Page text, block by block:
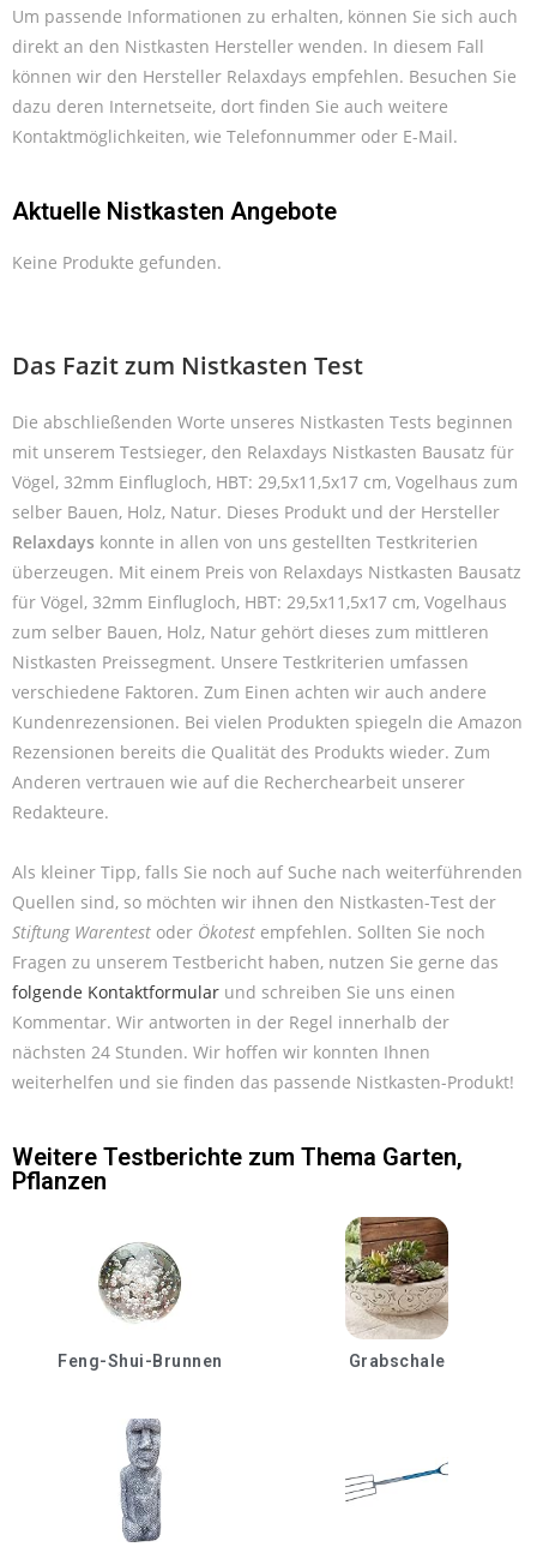
Um passende Informationen zu erhalten, können Sie sich auch
direkt an den Nistkasten Hersteller wenden. In diesem Fall
können wir den Hersteller Relaxdays empfehlen. Besuchen Sie
dazu deren Internetseite, dort finden Sie auch weitere
Kontaktmöglichkeiten, wie Telefonnummer oder E-Mail.
Aktuelle Nistkasten Angebote
Keine Produkte gefunden.
Das Fazit zum Nistkasten Test
Die abschließenden Worte unseres Nistkasten Tests beginnen
mit unserem Testsieger, den Relaxdays Nistkasten Bausatz für
Vögel, 32mm Einflugloch, HBT: 29,5x11,5x17 cm, Vogelhaus zum
selber Bauen, Holz, Natur. Dieses Produkt und der Hersteller
Relaxdays konnte in allen von uns gestellten Testkriterien
überzeugen. Mit einem Preis von Relaxdays Nistkasten Bausatz
für Vögel, 32mm Einflugloch, HBT: 29,5x11,5x17 cm, Vogelhaus
zum selber Bauen, Holz, Natur gehört dieses zum mittleren
Nistkasten Preissegment. Unsere Testkriterien umfassen
verschiedene Faktoren. Zum Einen achten wir auch andere
Kundenrezensionen. Bei vielen Produkten spiegeln die Amazon
Rezensionen bereits die Qualität des Produkts wieder. Zum
Anderen vertrauen wie auf die Recherchearbeit unserer
Redakteure.
Als kleiner Tipp, falls Sie noch auf Suche nach weiterführenden
Quellen sind, so möchten wir ihnen den Nistkasten-Test der
Stiftung Warentest oder Ökotest empfehlen. Sollten Sie noch
Fragen zu unserem Testbericht haben, nutzen Sie gerne das
folgende Kontaktformular und schreiben Sie uns einen
Kommentar. Wir antworten in der Regel innerhalb der
nächsten 24 Stunden. Wir hoffen wir konnten Ihnen
weiterhelfen und sie finden das passende Nistkasten-Produkt!
Weitere Testberichte zum Thema Garten,
Pflanzen
Feng-Shui-Brunnen Grabschale